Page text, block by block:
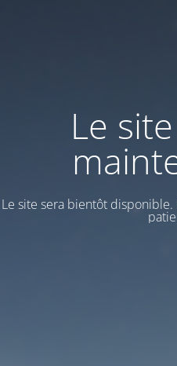
Le
Le site sera bientôt disponible.